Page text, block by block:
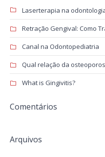
Laserterapia na
Retração Gengival: Como
Canal na Odontopediatria
Qual relação da
What is Gingivitis?
Comentários
Arquivos